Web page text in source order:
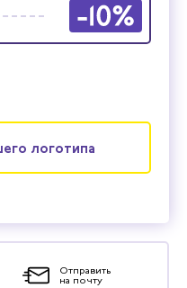
логотипа
Отправить
на почту